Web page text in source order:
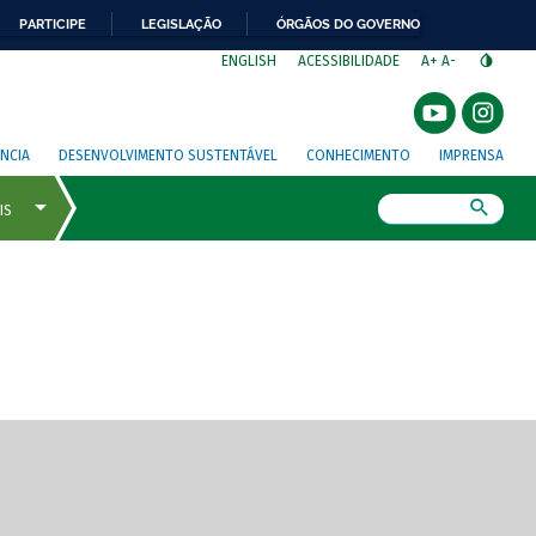
PARTICIPE LEGISLAÇÃO ÓRGÃOS DO GOVERNO
ENGLISH ACESSIBILIDADE A+ A-
DESENVOLVIMENTO SUSTENTÁVEL CONHECIMENTO IMPRENSA
de tela